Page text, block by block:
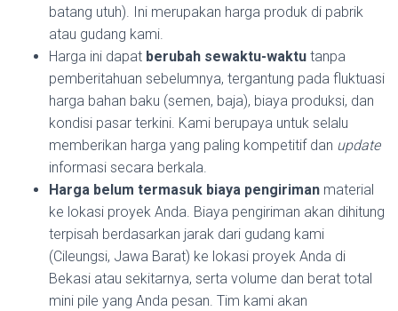
batang utuh). Ini merupakan harga produk di pabrik
atau gudang kami.
Harga ini dapat berubah sewaktu-waktu tanpa
pemberitahuan sebelumnya, tergantung pada fluktuasi
harga bahan baku (semen, baja), biaya produksi, dan
kondisi pasar terkini. Kami berupaya untuk selalu
memberikan harga yang paling kompetitif dan update
informasi secara berkala.
Harga belum termasuk biaya pengiriman material
ke lokasi proyek Anda. Biaya pengiriman akan dihitung
terpisah berdasarkan jarak dari gudang kami
(Cileungsi, Jawa Barat) ke lokasi proyek Anda di
Bekasi atau sekitarnya, serta volume dan berat total
mini pile yang Anda pesan. Tim kami akan